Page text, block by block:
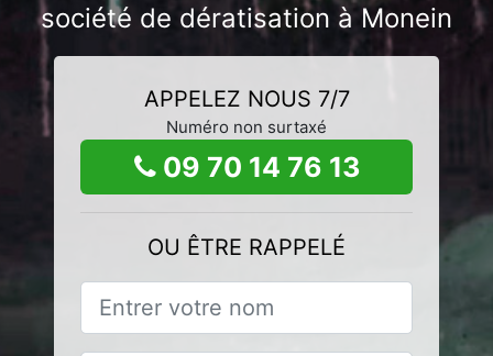
société de dératisation à Monein
APPELEZ NOUS 7/7
Numéro non surtaxé
09 70 14 76 13
OU ÊTRE RAPPELÉ